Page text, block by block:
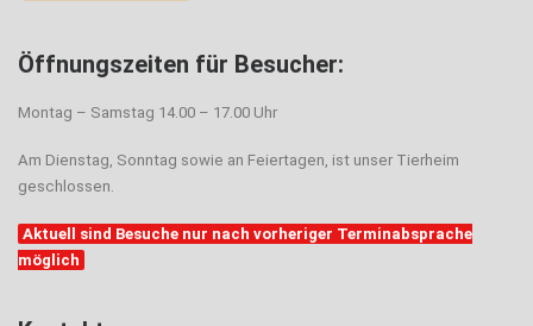
Öffnungszeiten für Besucher:
Montag – Samstag 14.00 – 17.00 Uhr
Am Dienstag, Sonntag sowie an Feiertagen, ist unser Tierheim
geschlossen.
Aktuell sind Besuche nur nach vorheriger Terminabsprache
möglich